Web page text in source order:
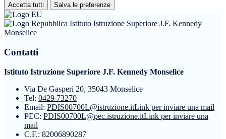
Accetta tutti Salva le preferenze
Istituto Istruzione Superiore J.F. Kennedy
Monselice
Contatti
Istituto Istruzione Superiore J.F. Kennedy Monselice
Via De Gasperi 20, 35043 Monselice
Tel: 0429 73270
Email: PDIS00700L@istruzione.itLink per inviare una mail
PEC: PDIS00700L@pec.istruzione.itLink per inviare una
mail
C.F.: 82006890287